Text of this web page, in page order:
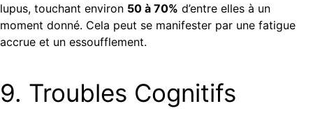
lupus, touchant environ 50 à 70% d’entre elles à un
moment donné. Cela peut se manifester par une fatigue
accrue et un essoufflement.
9. Troubles Cognitifs